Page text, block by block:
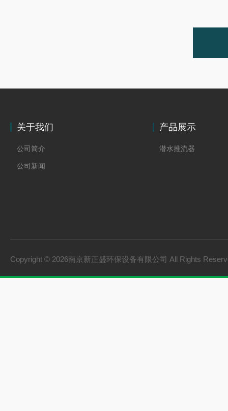
关于我们
公司简介
公司新闻
产品展示
潜水推流器
Copyright © 2026南京新正盛环保设备有限公司 All Rights